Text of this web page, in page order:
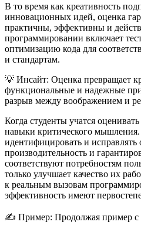
В то время как креативность
инновационных идей, оценка
практичны, эффективны и
программировании включает
оптимизацию кода для
и стандартам.
💡 Инсайт: Оценка превращает
функциональные и надежные
разрыв между воображением и
Когда студенты учатся
навыки критического
идентифицировать и
производительность и
соответствуют потребностям
только улучшает качество их
к реальным вызовам
эффективность имеют
✍️ Пример: Продолжая пример с